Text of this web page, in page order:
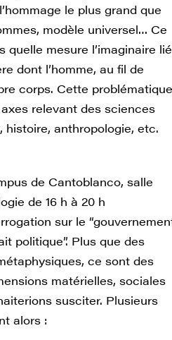
le plus grand que
modèle universel… Ce
quelle mesure l’imaginaire lié
dont l’homme, au fil de
corps. Cette problématique
relevant des sciences
histoire, anthropologie, etc.
de Cantoblanco, salle
de 16 h à 20 h
sur le
politique”. Plus que des
ce sont des
matérielles, sociales
susciter. Plusieurs
alors :